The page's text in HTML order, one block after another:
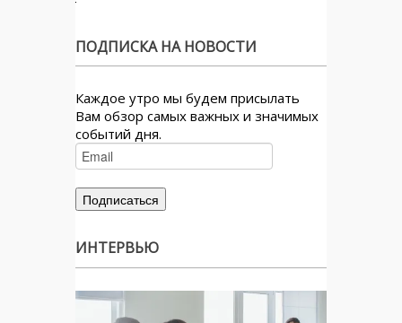
ПОДПИСКА НА НОВОСТИ
Каждое утро мы будем присылать
Вам обзор самых важных и значимых
событий дня.
ИНТЕРВЬЮ